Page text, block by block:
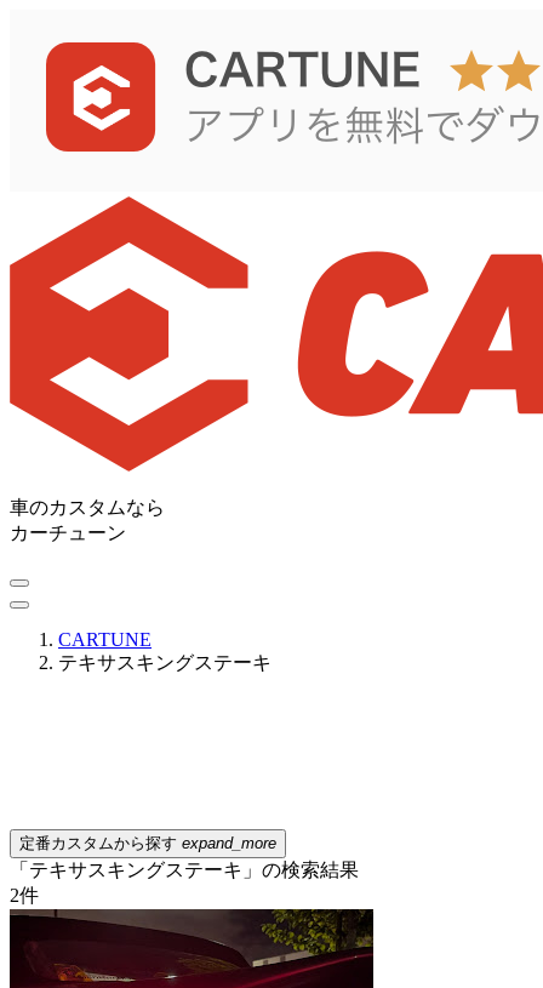
車のカスタムなら
カーチューン
CARTUNE
テキサスキングステーキ
定番カスタムから探す expand_more
「テキサスキングステーキ」の検索結果
2件